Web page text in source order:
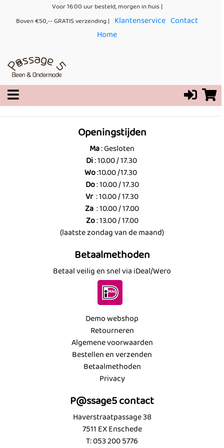
Voor 16:00 uur besteld, morgen in huis |
Boven €50,-- GRATIS verzending | Klantenservice Contact
Home
Openingstijden
Ma: Gesloten
Di: 10.00 / 17.30
Wo:10.00 /17.30
Do: 10.00 / 17.30
Vr: 10.00 / 17.30
Za : 10.00 / 17.00
Zo: 13.00 / 17.00
(laatste zondag van de maand)
Betaalmethoden
Betaal veilig en snel via iDeal/Wero
Demo webshop
Retourneren
Algemene voorwaarden
Bestellen en verzenden
Betaalmethoden
Privacy
P@ssage5 contact
Haverstraatpassage 38
7511 EX Enschede
T: 053 200 5776